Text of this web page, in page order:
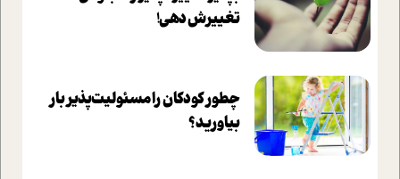
تغييرش دهي!‏
چطور کودکان را مسئولیت‌پذیر بار
بیاورید؟